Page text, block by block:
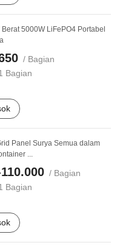
5000W LiFePO4 Portabel
/ Bagian
Bagian
Panel Surya Semua dalam
...
/ Bagian
Bagian